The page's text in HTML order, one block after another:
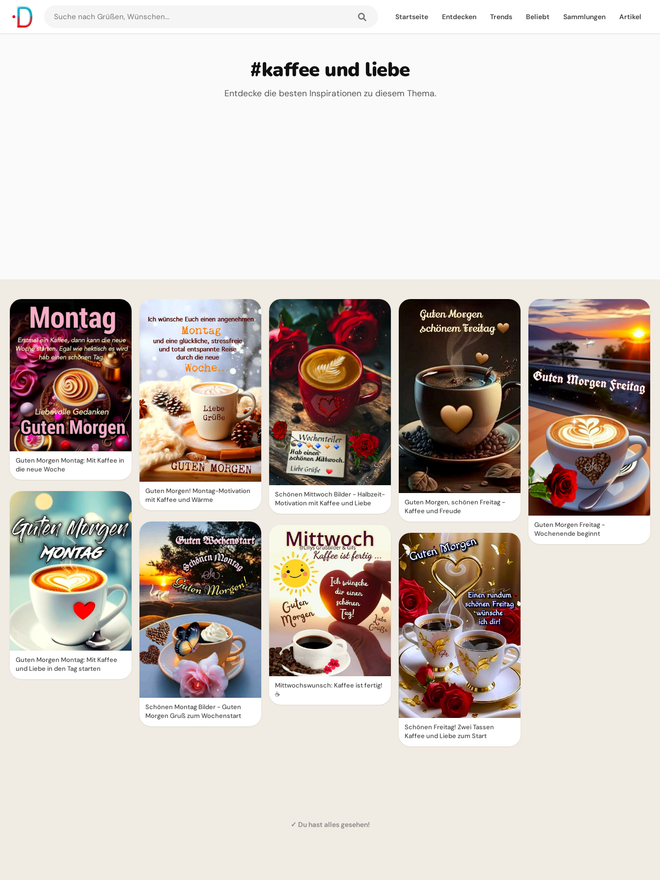
Suche
nach
Startseite Entdecken Trends Beliebt Sammlungen Artikel
#kaffee und liebe
Entdecke die besten Inspirationen zu diesem Thema.
Guten Morgen Montag: Mit Kaffee in
die neue Woche
Guten Morgen Montag: Mit Kaffee
und Liebe in den Tag starten
Guten Morgen! Montag-Motivation
mit Kaffee und Wärme
Schönen Montag Bilder - Guten
Morgen Gruß zum Wochenstart
Schönen Mittwoch Bilder - Halbzeit-
Motivation mit Kaffee und Liebe
Mittwochswunsch: Kaffee ist fertig!
☕️
Guten Morgen, schönen Freitag -
Kaffee und Freude
Schönen Freitag! Zwei Tassen
Kaffee und Liebe zum Start
Guten Morgen Freitag -
Wochenende beginnt
✓ Du hast alles gesehen!